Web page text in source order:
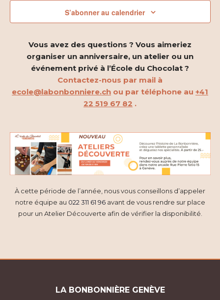
e
r
c
t
n
a
v
i
a
g
o
e
v
u
e
S’abonner au calendrier
Vous avez des questions ? Vous aimeriez
organiser un anniversaire, un atelier ou un
événement privé à l’École du Chocolat ?
Contactez-nous par mail à
ecole@labonbonniere.ch ou par téléphone au +41
22 519 67 82 .
À cette période de l’année, nous vous conseillons d’appeler
notre équipe au 022 311 61 96avant de vous rendre sur place
pour un Atelier Découverte afin de vérifier la disponibilité.
LA BONBONNIÈRE GENÈVE